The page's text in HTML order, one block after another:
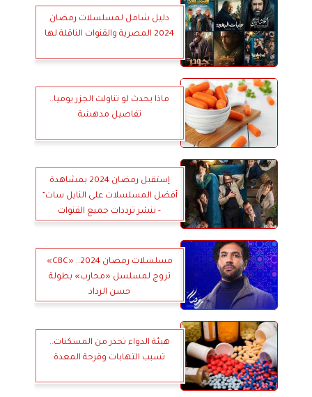
دليل شامل لمسلسلات رمضان
2024 المصرية والقنوات الناقلة لها
ماذا يحدث لو تناولت الجزر يوميا..
تفاصيل مدهشة
إستقبل رمضان 2024 بمشاهدة
أفضل المسلسلات على النايل سات”
- ننشر ترددات جميع القنوات
مسلسلات رمضان 2024.. «CBC»
تروج لمسلسل «محارب» بطولة
حسن الرداد
هيئة الدواء تحذر من المسكنات..
تسبب التهابات وقرحة المعدة